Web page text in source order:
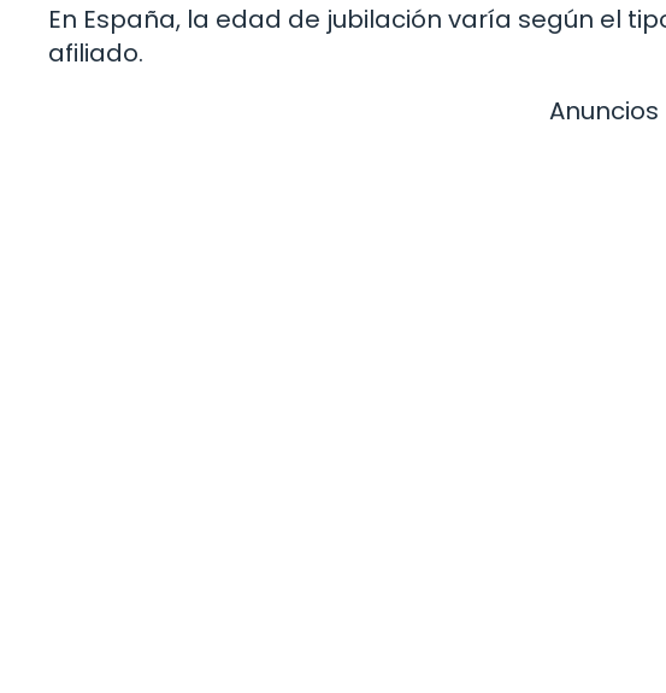
En España, la edad de jubilación varía según el
afiliado.
Anuncios